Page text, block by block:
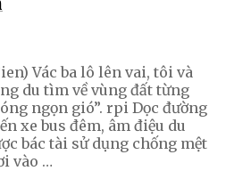
Vác ba lô lên vai, tôi và
du tìm về vùng đất từng
ngọn gió”. rpi Dọc đường
xe bus đêm, âm điệu du
bác tài sử dụng chống mệt
vào …